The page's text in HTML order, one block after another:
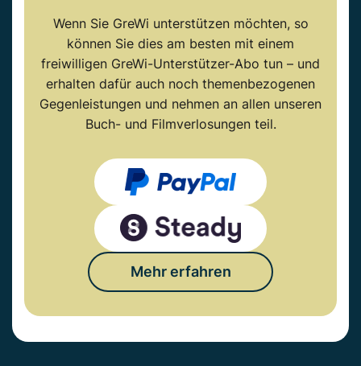
Wenn Sie GreWi unterstützen möchten, so
können Sie dies am besten mit einem
freiwilligen GreWi-Unterstützer-Abo tun – und
erhalten dafür auch noch themenbezogenen
Gegenleistungen und nehmen an allen unseren
Buch- und Filmverlosungen teil.
Mehr erfahren